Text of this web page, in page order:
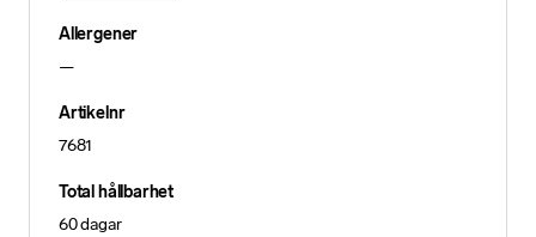
Allergener
—
Artikelnr
7681
Total hållbarhet
60 dagar